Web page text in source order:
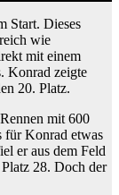
Start. Dieses
wie
mit einem
Konrad zeigte
20. Platz.
mit 600
für Konrad etwas
er aus dem Feld
28. Doch der